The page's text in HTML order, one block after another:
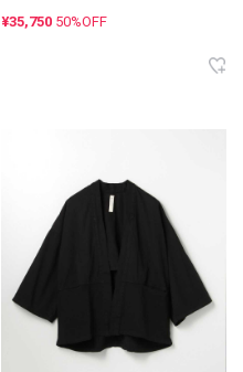
¥35,750 50%OFF